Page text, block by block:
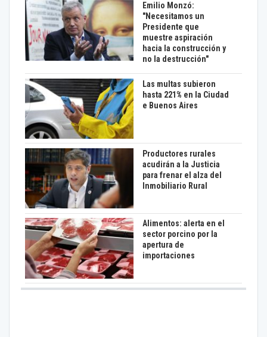
Emilio Monzó:
"Necesitamos un
Presidente que
muestre aspiración
hacia la construcción y
no la destrucción"
Las multas subieron
hasta 221% en la Ciudad
e Buenos Aires
Productores rurales
acudirán a la Justicia
para frenar el alza del
Inmobiliario Rural
Alimentos: alerta en el
sector porcino por la
apertura de
importaciones